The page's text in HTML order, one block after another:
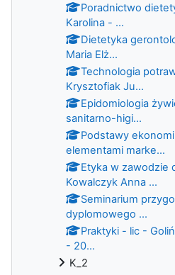
Poradnictwo
Karolina - ...
Dietetyka
Maria Elż...
Technologia
Krysztofiak Ju...
Epidomiologia
sanitarno-higi...
Podstawy
elementami marke...
Etyka w zawodzie
Kowalczyk Anna ...
Seminarium
dyplomowego ...
Praktyki - lic -
- 20...
K_2